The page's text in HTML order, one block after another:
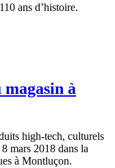
ans d’histoire.
à
high-tech, culturels
mars 2018 dans la
à Montluçon.